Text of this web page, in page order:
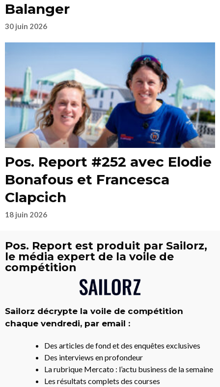
Balanger
30 juin 2026
Pos. Report #252 avec Elodie
Bonafous et Francesca
Clapcich
18 juin 2026
Pos. Report est produit par Sailorz,
le média expert de la voile de
compétition
Sailorz décrypte la voile de compétition
chaque vendredi, par email :
Des articles de fond et des enquêtes exclusives
Des interviews en profondeur
La rubrique Mercato : l’actu business de la semaine
Les résultats complets des courses